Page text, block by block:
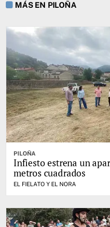
MÁS EN PILOÑA
PILOÑA
Infiesto estrena un
metros cuadrados
EL FIELATO Y EL NORA